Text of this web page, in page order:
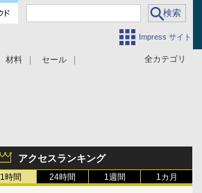
Impress サイト
全カテゴリ
材料 セール
アクセスランキング
1時間 24時間 1週間 1カ月